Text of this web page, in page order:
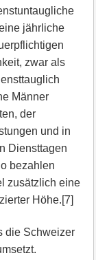
jährliche
zwar als
Männer
der
und in
Diensttagen
bezahlen
zusätzlich eine
Höhe.[7]
die Schweizer